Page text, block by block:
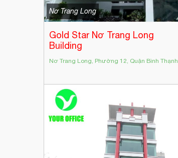
Nơ Trang Long
Gold Star Nơ Trang Long
Building
Nơ Trang Long, Phường 12, Quận Bình Thạnh